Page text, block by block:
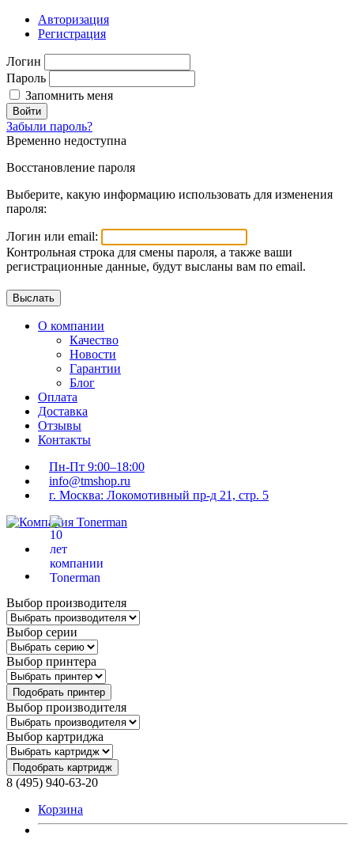
Авторизация
Регистрация
Логин
Пароль
Запомнить меня
Войти
Забыли пароль?
Временно недоступна
Восстановление пароля
Выберите, какую информацию использовать для изменения
пароля:
Логин или email:
Контрольная строка для смены пароля, а также ваши
регистрационные данные, будут высланы вам по email.
О компании
Качество
Новости
Гарантии
Блог
Оплата
Доставка
Отзывы
Контакты
Пн-Пт 9:00–18:00
info@tmshop.ru
г. Москва: Локомотивный пр-д 21, стр. 5
Выбор производителя
Выбор серии
Выбор принтера
Подобрать принтер
Выбор производителя
Выбор картриджа
Подобрать картридж
8 (495) 940-63-20
Корзина